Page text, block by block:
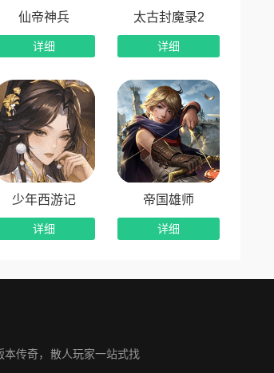
仙帝神兵
详细
太古封魔录2
详细
少年西游记
详细
帝国雄师
详细
传奇，散人玩家一站式找